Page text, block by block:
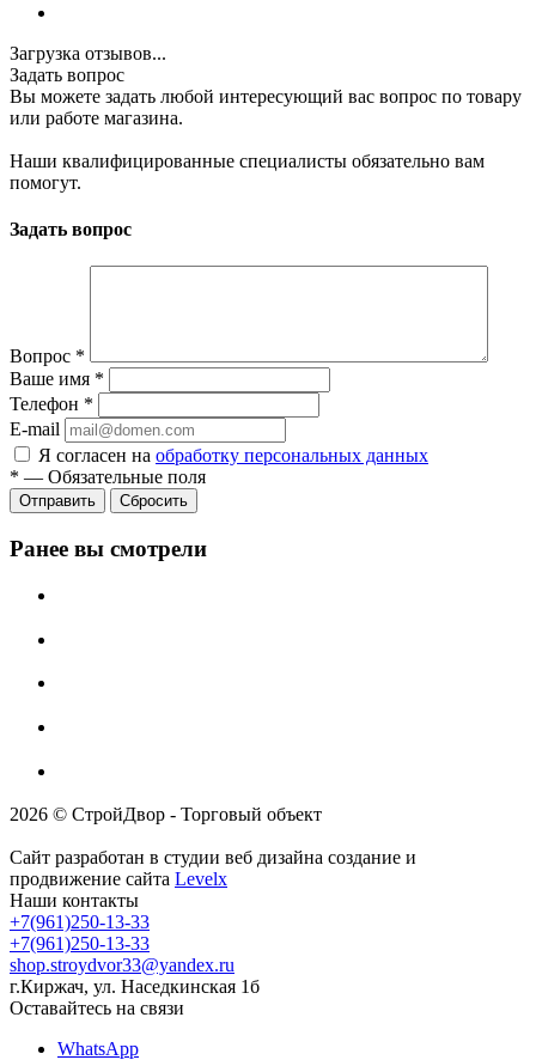
Загрузка отзывов...
Задать вопрос
Вы можете задать любой интересующий вас вопрос по товару
или работе магазина.
Наши квалифицированные специалисты обязательно вам
помогут.
Задать вопрос
Вопрос *
Ваше имя *
Телефон *
E-mail
Я согласен на обработку персональных данных
* — Обязательные поля
Отправить Сбросить
Ранее вы смотрели
2026 © СтройДвор - Торговый объект
Сайт разработан в студии веб дизайна создание и
продвижение сайта Levelx
Наши контакты
+7(961)250-13-33
+7(961)250-13-33
shop.stroydvor33@yandex.ru
г.Киржач, ул. Наседкинская 1б
Оставайтесь на связи
WhatsApp